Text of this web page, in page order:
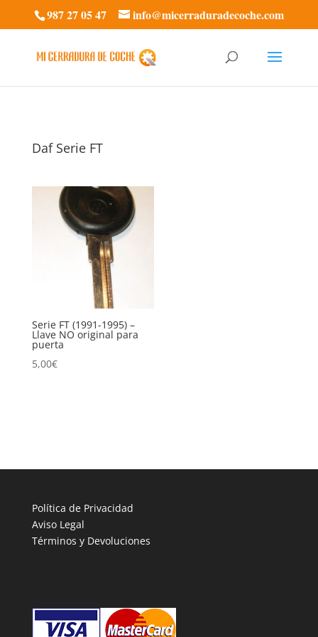
987 27 05 47 info@micerraduradecoche.com
Daf Serie FT
Serie FT (1991-1995) –
Llave NO original para
puerta
5,00€
Política de Privacidad
Aviso Legal
Términos y Devoluciones